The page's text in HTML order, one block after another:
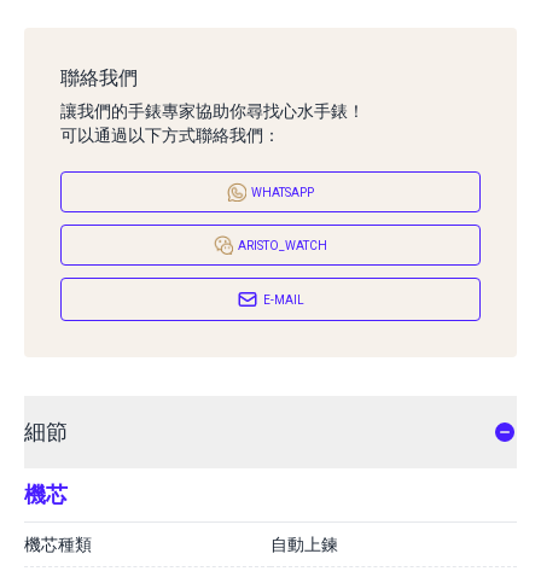
聯絡我們
讓我們的手錶專家協助你尋找心水手錶！
可以通過以下方式聯絡我們：
WHATSAPP
ARISTO_WATCH
E-MAIL
細節
機芯
機芯種類 自動上鍊